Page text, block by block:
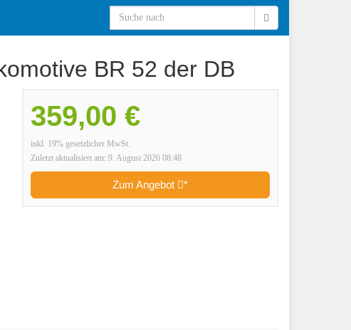
BR 52 der DB
359,00 €
inkl. 19% gesetzlicher MwSt.
Zuletzt aktualisiert am: 9. August 2026 08:48
Zum Angebot *